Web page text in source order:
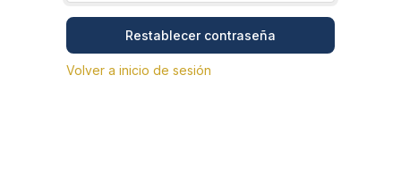
Restablecer contraseña
Volver a inicio de sesión